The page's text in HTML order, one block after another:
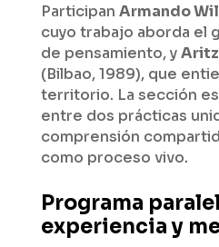
Participan Armando
cuyo trabajo aborda el
de pensamiento, yAritz
(Bilbao, 1989), que
territorio. La sección
entre dos prácticas
comprensión
como proceso vivo.
Programa
experiencia y